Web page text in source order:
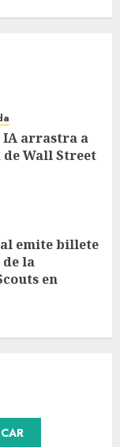
IA arrastra a
Wall Street
emite billete
la
en
bajo